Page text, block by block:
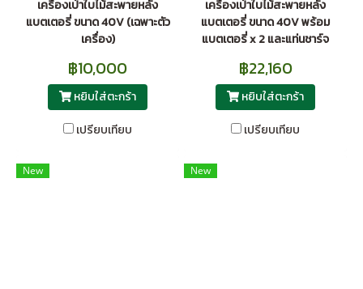
เครื่องเป่าใบไม้สะพายหลัง
แบตเตอรี่ ขนาด 40V (เฉพาะตัว
เครื่อง)
฿10,000
หยิบใส่ตะกร้า
เปรียบเทียบ
เครื่องเป่าใบไม้สะพายหลัง
แบตเตอรี่ ขนาด 40V พร้อม
แบตเตอรี่ x 2 และแท่นชาร์จ
฿22,160
หยิบใส่ตะกร้า
เปรียบเทียบ
New New